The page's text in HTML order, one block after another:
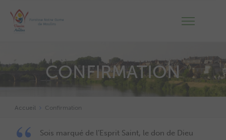
CONFIRMATION
Accueil Confirmation
Sois marqué de l’Esprit Saint, le don de Dieu